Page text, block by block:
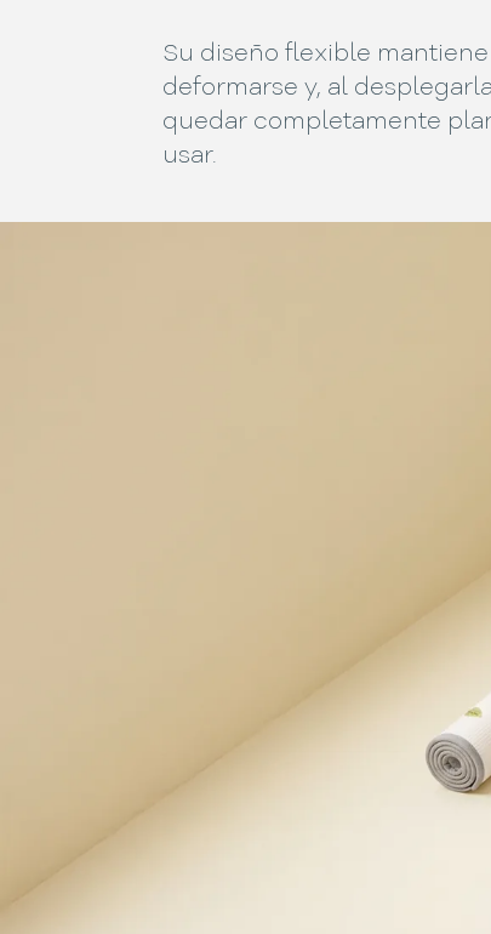
Su diseño flexible
deformarse y, al
quedar completamente
usar.